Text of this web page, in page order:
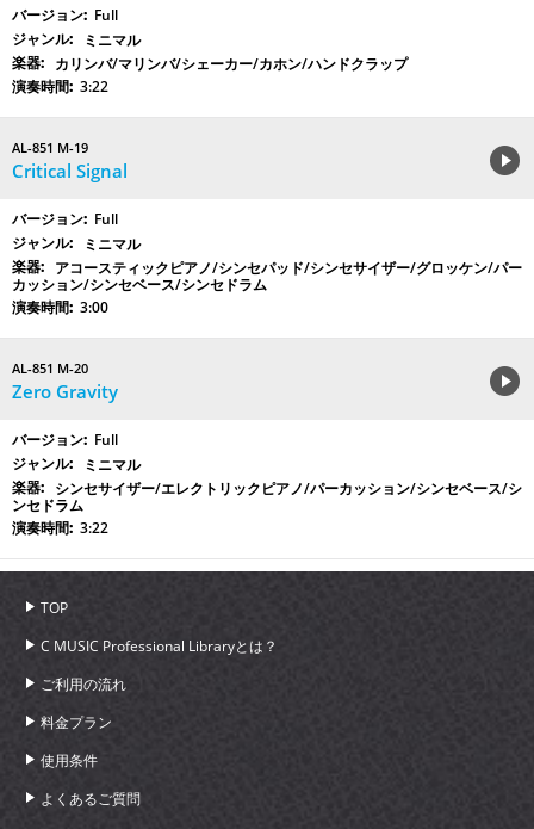
Full
ミニマル
カリンバ/マリンバ/シェーカー/カホン/ハンドクラップ
3:22
AL-851 M-19
Critical Signal
Full
ミニマル
アコースティックピアノ/シンセパッド/シンセサイザー/グロッケン/パー
カッション/シンセベース/シンセドラム
3:00
AL-851 M-20
Zero Gravity
Full
ミニマル
シンセサイザー/エレクトリックピアノ/パーカッション/シンセベース/シ
ンセドラム
3:22
TOP
C MUSIC Professional Libraryとは？
ご利用の流れ
料金プラン
使用条件
よくあるご質問